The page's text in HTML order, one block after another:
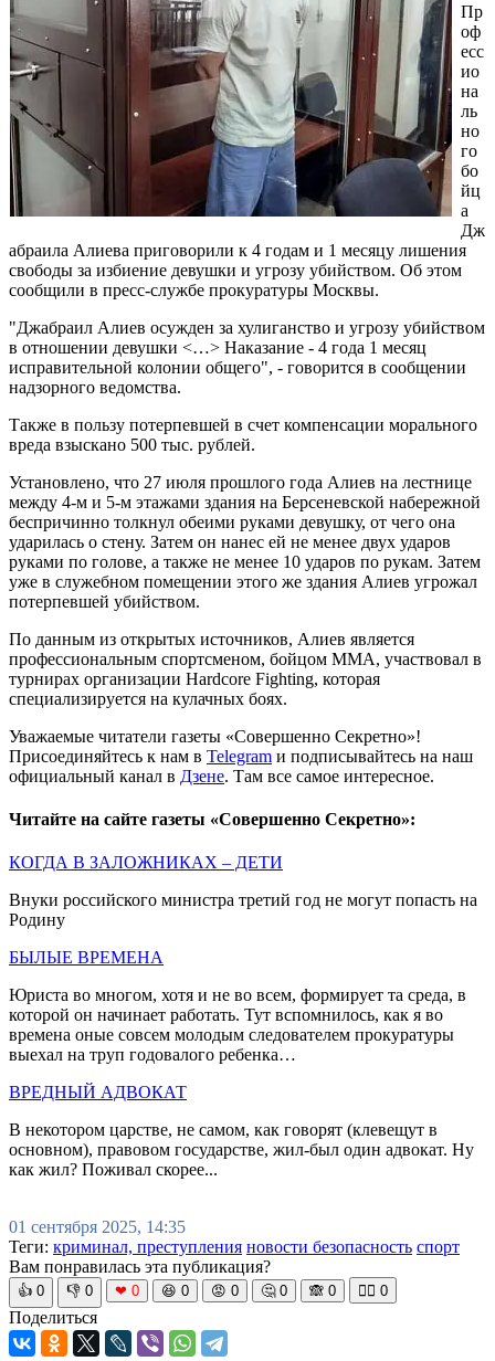
Пр
оф
есс
ио
на
ль
но
го
бо
йц
а
Дж
абраила Алиева приговорили к 4 годам и 1 месяцу лишения
свободы за избиение девушки и угрозу убийством. Об этом
сообщили в пресс-службе прокуратуры Москвы.
"Джабраил Алиев осужден за хулиганство и угрозу убийством
в отношении девушки <…> Наказание - 4 года 1 месяц
исправительной колонии общего", - говорится в сообщении
надзорного ведомства.
Также в пользу потерпевшей в счет компенсации морального
вреда взыскано 500 тыс. рублей.
Установлено, что 27 июля прошлого года Алиев на лестнице
между 4-м и 5-м этажами здания на Берсеневской набережной
беспричинно толкнул обеими руками девушку, от чего она
ударилась о стену. Затем он нанес ей не менее двух ударов
руками по голове, а также не менее 10 ударов по рукам. Затем
уже в служебном помещении этого же здания Алиев угрожал
потерпевшей убийством.
По данным из открытых источников, Алиев является
профессиональным спортсменом, бойцом ММА, участвовал в
турнирах организации Hardcore Fighting, которая
специализируется на кулачных боях.
Уважаемые читатели газеты «Совершенно Секретно»!
Присоединяйтесь к нам в Telegram и подписывайтесь на наш
официальный канал в Дзене. Там все самое интересное.
Читайте на сайте газеты «Совершенно Секретно»:
КОГДА В ЗАЛОЖНИКАХ – ДЕТИ
Внуки российского министра третий год не могут попасть на
Родину
БЫЛЫЕ ВРЕМЕНА
Юриста во многом, хотя и не во всем, формирует та среда, в
которой он начинает работать. Тут вспомнилось, как я во
времена оные совсем молодым следователем прокуратуры
выехал на труп годовалого ребенка…
ВРЕДНЫЙ АДВОКАТ
В некотором царстве, не самом, как говорят (клевещут в
основном), правовом государстве, жил-был один адвокат. Ну
как жил? Поживал скорее...
01 сентября 2025, 14:35
Теги: криминал, преступления новости безопасность спорт
Вам понравилась эта публикация?
👍 0 👎 0 ❤ 0 😆 0 😡 0 🤔 0 🙈 0 🧘‍♀️ 0
Поделиться